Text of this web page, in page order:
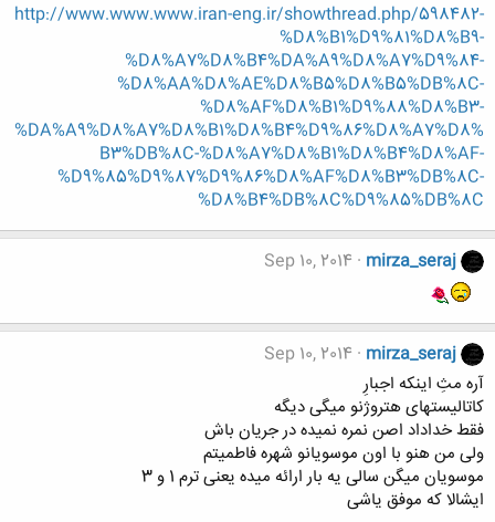
http://www.www.www.iran-eng.ir/showthread.php/598482-
%D8%B1%D9%81%D8%B9-
%D8%A7%D8%B4%DA%A9%D8%A7%D9%84-
%D8%AA%D8%AE%D8%B5%D8%B5%DB%8C-
%D8%AF%D8%B1%D9%88%D8%B3-
%DA%A9%D8%A7%D8%B1%D8%B4%D9%86%D8%A7%D8%
B3%DB%8C-%D8%A7%D8%B1%D8%B4%D8%AF-
%D9%85%D9%87%D9%86%D8%AF%D8%B3%DB%8C-
%D8%B4%DB%8C%D9%85%DB%8C
mirza_seraj
Sep 10, 2014
mirza_seraj
Sep 10, 2014
آره مثِ اینکه اجبارِ
کاتالیستهای هتروژنو میگی دیگه
فقط خداداد اصن نمره نمیده در جریان باش
ولی من هنو با اون موسویانو شهره فاطمیتم
موسویان میگن سالی یه بار ارائه میده یعنی ترم 1 و 3
ایشالا که موفق یاشی